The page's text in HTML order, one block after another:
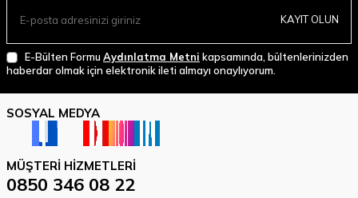
KAYIT OLUN
E-Bülten Formu Aydınlatma Metni kapsamında, bültenlerinizden
haberdar olmak için elektronik ileti almayı onaylıyorum.
SOSYAL MEDYA
MÜŞTERI HIZMETLERI
0850 346 08 22